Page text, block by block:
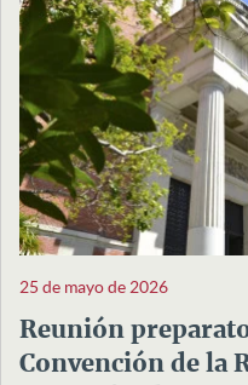
25 de mayo de 2026
Reunión
Convención de la